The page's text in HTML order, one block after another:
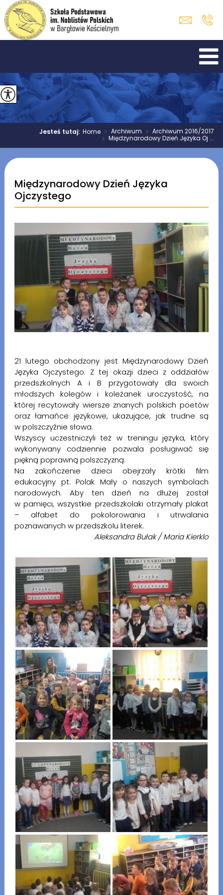
Jesteś tutaj:Home > Archiwum > Archiwum 2016/2017
> Międzynarodowy Dzień Języka Oj ...
Międzynarodowy Dzień Języka
Ojczystego
21 lutego obchodzony jest Międzynarodowy Dzień
Języka Ojczystego. Z tej okazji dzieci z oddziałów
przedszkolnych A i B przygotowały dla swoich
młodszych kolegów i koleżanek uroczystość, na
której recytowały wiersze znanych polskich poetów
oraz łamańce językowe, ukazujące, jak trudne są
w polszczyźnie słowa.
Wszyscy uczestniczyli też w treningu języka, który
wykonywany codziennie pozwala posługiwać się
piękną poprawną polszczyzną.
Na zakończenie dzieci obejrzały krótki film
edukacyjny pt. Polak Mały o naszych symbolach
narodowych. Aby ten dzień na dłużej został
w pamięci, wszystkie przedszkolaki otrzymały plakat
– alfabet do pokolorowania i utrwalania
poznawanych w przedszkolu literek.
Aleksandra Bułak / Maria Kierklo